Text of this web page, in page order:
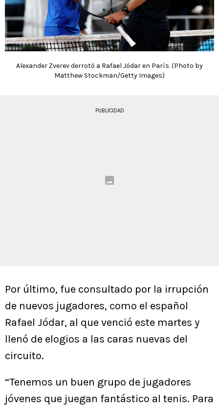
Alexander Zverev derrotó a Rafael Jódar en París. (Photo by
Matthew Stockman/Getty Images)
PUBLICIDAD
Por último, fue consultado por la irrupción
de nuevos jugadores, como el español
Rafael Jódar, al que venció este martes y
llenó de elogios a las caras nuevas del
circuito.
“Tenemos un buen grupo de jugadores
jóvenes que juegan fantástico al tenis. Para